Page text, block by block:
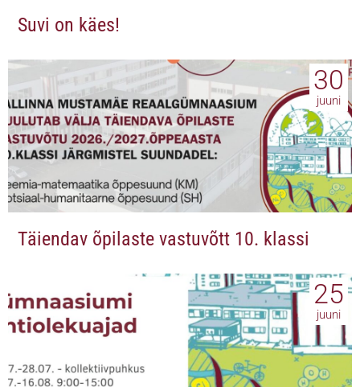
Suvi on käes!
30
juuni
Täiendav õpilaste vastuvõtt 10. klassi
25
juuni